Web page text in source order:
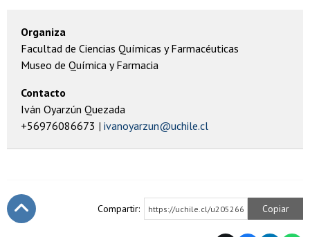
Organiza
Facultad de Ciencias Químicas y Farmacéuticas
Museo de Química y Farmacia
Contacto
Iván Oyarzún Quezada
+56976086673
ivanoyarzun@uchile.cl
Compartir: https://uchile.cl/u205266 Copiar